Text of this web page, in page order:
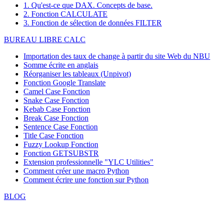
1. Qu'est-ce que DAX. Concepts de base.
2. Fonction CALCULATE
3. Fonction de sélection de données FILTER
BUREAU LIBRE CALC
Importation des taux de change à partir du site Web du NBU
Somme écrite en anglais
Réorganiser les tableaux (Unpivot)
Fonction Google Translate
Camel Case Fonction
Snake Case Fonction
Kebab Case Fonction
Break Case Fonction
Sentence Case Fonction
Title Case Fonction
Fuzzy Lookup Fonction
Fonction GETSUBSTR
Extension professionnelle "YLC Utilities"
Comment créer une macro Python
Comment écrire une fonction sur Python
BLOG